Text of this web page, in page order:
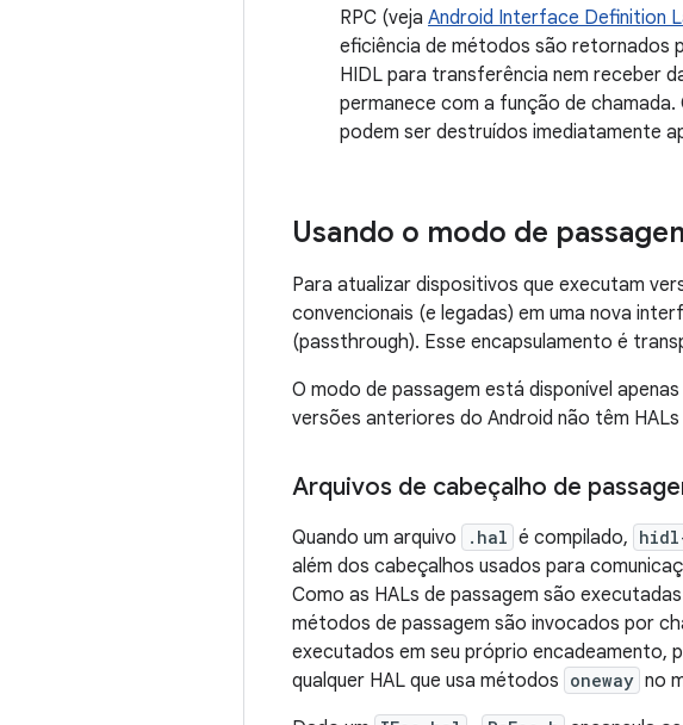
RPC (veja Android Interface Definition
eficiência de métodos são retornados
HIDL para transferência nem receber
permanece com a função de
podem ser destruídos imediatamente
Usando o modo de
Para atualizar dispositivos que executam
convencionais (e legadas) em uma nova
(passthrough). Esse encapsulamento é
O modo de passagem está disponível
versões anteriores do Android não têm
Arquivos de cabeçalho de
Quando um arquivo .hal é compilado,
além dos cabeçalhos usados ​​para
Como as HALs de passagem são
métodos de passagem são invocados por
executados em seu próprio encadeamento,
qualquer HAL que usa métodos oneway no